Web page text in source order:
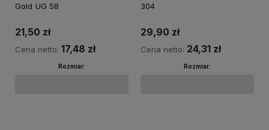
Gold UG 58
21,50 zł
Cena netto: 17,48 zł
Rozmiar:
304
29,90 zł
Cena netto: 24,31 zł
Rozmiar: